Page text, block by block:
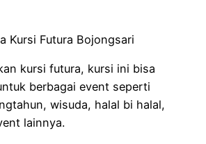
kursi futura, kursi ini bisa
berbagai event seperti
wisuda, halal bi halal,
lainnya.